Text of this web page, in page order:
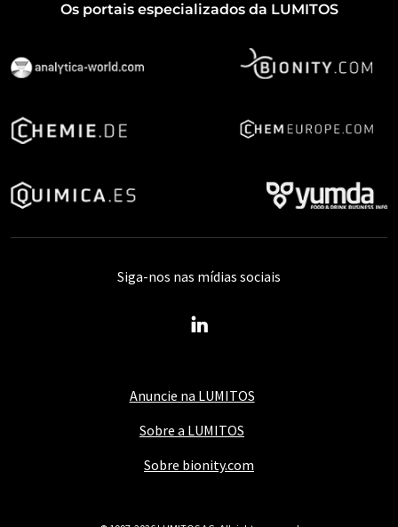
Os portais especializados da LUMITOS
Anuncie na LUMITOS
Sobre a LUMITOS
Sobre bionity.com
Siga-nos nas mídias sociais